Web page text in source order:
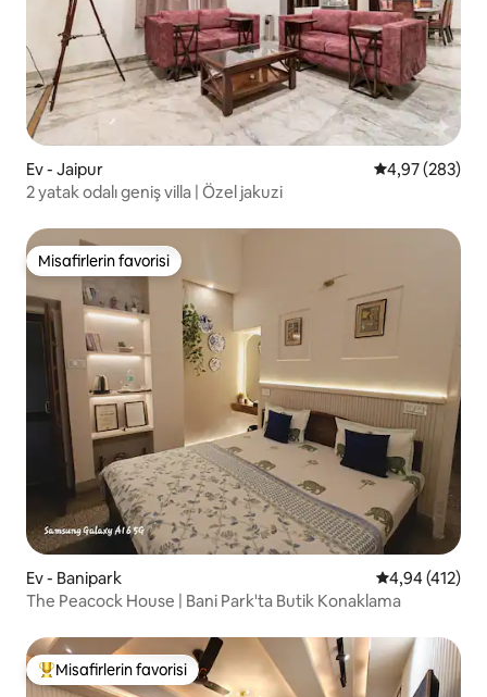
Ev - Jaipur 5 üzerinden
4,97 (283)
2 yatak odalı geniş villa | Özel jakuzi
Misafirlerin favorisi
Misafirlerin favorisi
Ev - Banipark 5 üzerinden
4,94 (412)
The Peacock House | Bani Park'ta Butik Konaklama
Misafirlerin favorilerinden en beğenilenler arasında
Misafirlerin favorisi